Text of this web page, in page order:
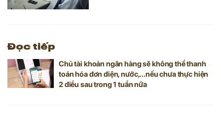
Đọc tiếp
Chủ tài khoản ngân hàng sẽ không thể thanh
toán hóa đơn điện, nước,...nếu chưa thực hiện
2 điều sau trong 1 tuần nữa